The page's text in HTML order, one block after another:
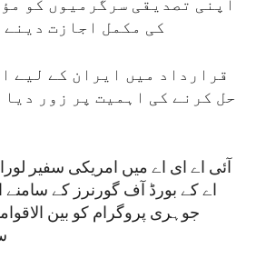
اپنی تصدیقی سرگرمیوں کو
کی مکمل اجازت
قرارداد میں ایران کے لیے
حل کرنے کی اہمیت پر زور
آئی اے ای اے میں امریکی سفیر
اے کے بورڈ آف گورنرز کے سامنے
جوہری پروگرام کو بین